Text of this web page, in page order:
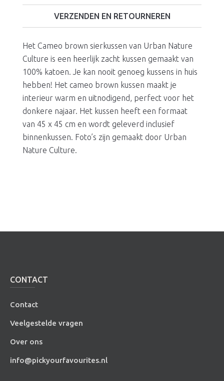
VERZENDEN EN RETOURNEREN
Het Cameo brown sierkussen van Urban Nature
Culture is een heerlijk zacht kussen gemaakt van
100% katoen. Je kan nooit genoeg kussens in huis
hebben! Het cameo brown kussen maakt je
interieur warm en uitnodigend, perfect voor het
donkere najaar. Het kussen heeft een formaat
van 45 x 45 cm en wordt geleverd inclusief
binnenkussen. Foto’s zijn gemaakt door Urban
Nature Culture.
CONTACT
Contact
Veelgestelde vragen
Over ons
info@pickyourfavourites.nl